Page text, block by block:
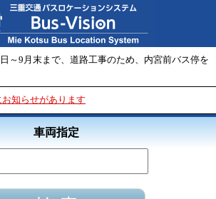
日～9月末まで、道路工事のため、内宮前バス停を
知らせがあります
車両指定